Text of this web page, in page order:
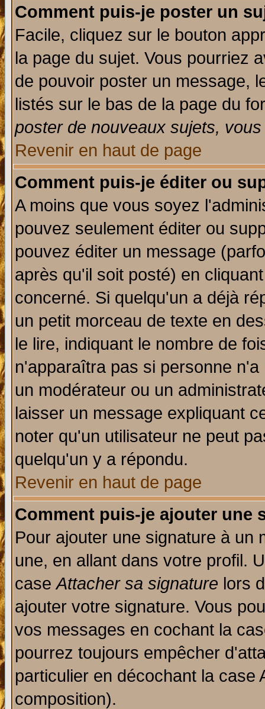
Comment puis-je poster un
Facile, cliquez sur le bouton
la page du sujet. Vous pourriez
de pouvoir poster un message,
listés sur le bas de la page du
poster de nouveaux sujets,
Revenir en haut de page
Comment puis-je éditer ou
A moins que vous soyez
pouvez seulement éditer ou
pouvez éditer un message
après qu'il soit posté) en
concerné. Si quelqu'un a déjà
un petit morceau de texte en
le lire, indiquant le nombre de
n'apparaîtra pas si personne
un modérateur ou un
laisser un message expliquant
noter qu'un utilisateur ne peut
quelqu'un y a répondu.
Revenir en haut de page
Comment puis-je ajouter une
Pour ajouter une signature à un
une, en allant dans votre profil.
caseAttacher sa signature lors
ajouter votre signature. Vous
vos messages en cochant la
pourrez toujours empêcher
particulier en décochant la
composition).